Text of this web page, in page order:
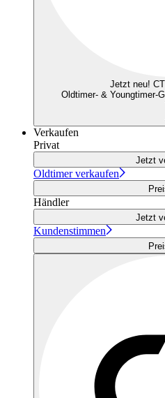
Jetzt neu!
Oldtimer- & Youngtimer-
Verkaufen
Privat
Jetzt
Oldtimer verkaufen
Händler
Jetzt
Kundenstimmen